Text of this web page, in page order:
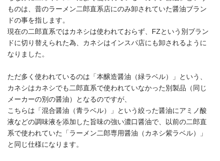
ものは、昔のラーメン二郎直系店にのみ卸されていた醤油ブラン
ドの事を指します。
現在の二郎直系ではカネシは使われておらず、FZという別ブラン
ドに切り替えられた為、カネシはインスパ店にも卸されるように
なりました。
ただ多く使われているのは「本醸造醤油（緑ラベル）」という、
カネシはカネシでも二郎直系で使われていなかった別製品（同じ
メーカーの別の醤油）となるのですが、
こちらは「混合醤油（青ラベル）」という絞った醤油にアミノ酸
液などの調味液を添加した旨味の強い濃口醤油で、以前の二郎直
系で使われていた「ラーメン二郎専用醤油（カネシ紫ラベル）」
と同じ仕様になります。